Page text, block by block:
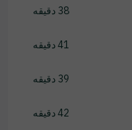
38 دقیقه
41 دقیقه
39 دقیقه
42 دقیقه